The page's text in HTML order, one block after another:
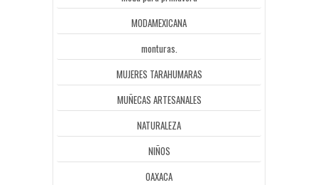
MODAMEXICANA
monturas.
MUJERES TARAHUMARAS
MUÑECAS ARTESANALES
NATURALEZA
NIÑOS
OAXACA